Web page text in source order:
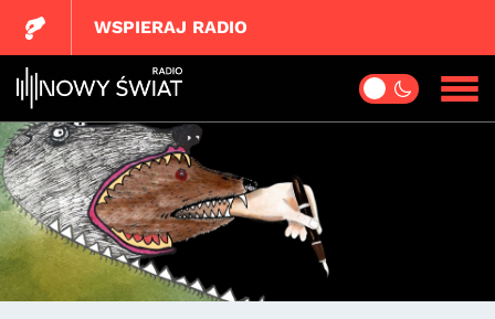
WSPIERAJ RADIO